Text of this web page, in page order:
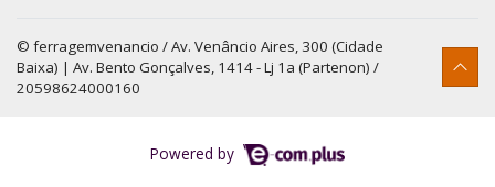
© ferragemvenancio / Av. Venâncio Aires, 300 (Cidade
Baixa) | Av. Bento Gonçalves, 1414 - Lj 1a (Partenon) /
20598624000160
Powered by